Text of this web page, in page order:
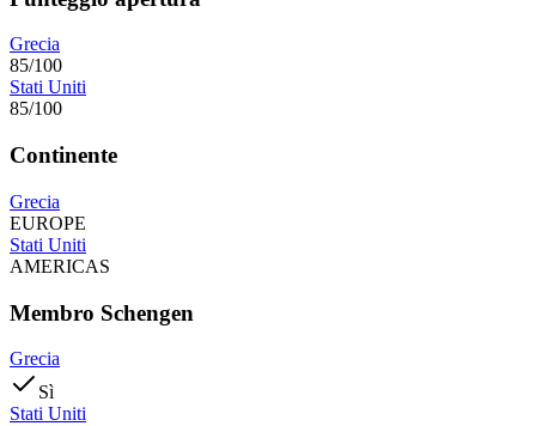
Grecia
85/100
Stati Uniti
85/100
Continente
Grecia
EUROPE
Stati Uniti
AMERICAS
Membro Schengen
Grecia
Sì
Stati Uniti